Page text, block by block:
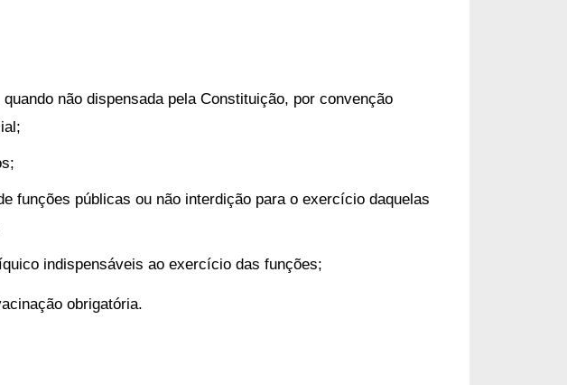
não dispensada pela Constituição, por convenção
funções públicas ou não interdição para o exercício daquelas
indispensáveis ao exercício das funções;
obrigatória.